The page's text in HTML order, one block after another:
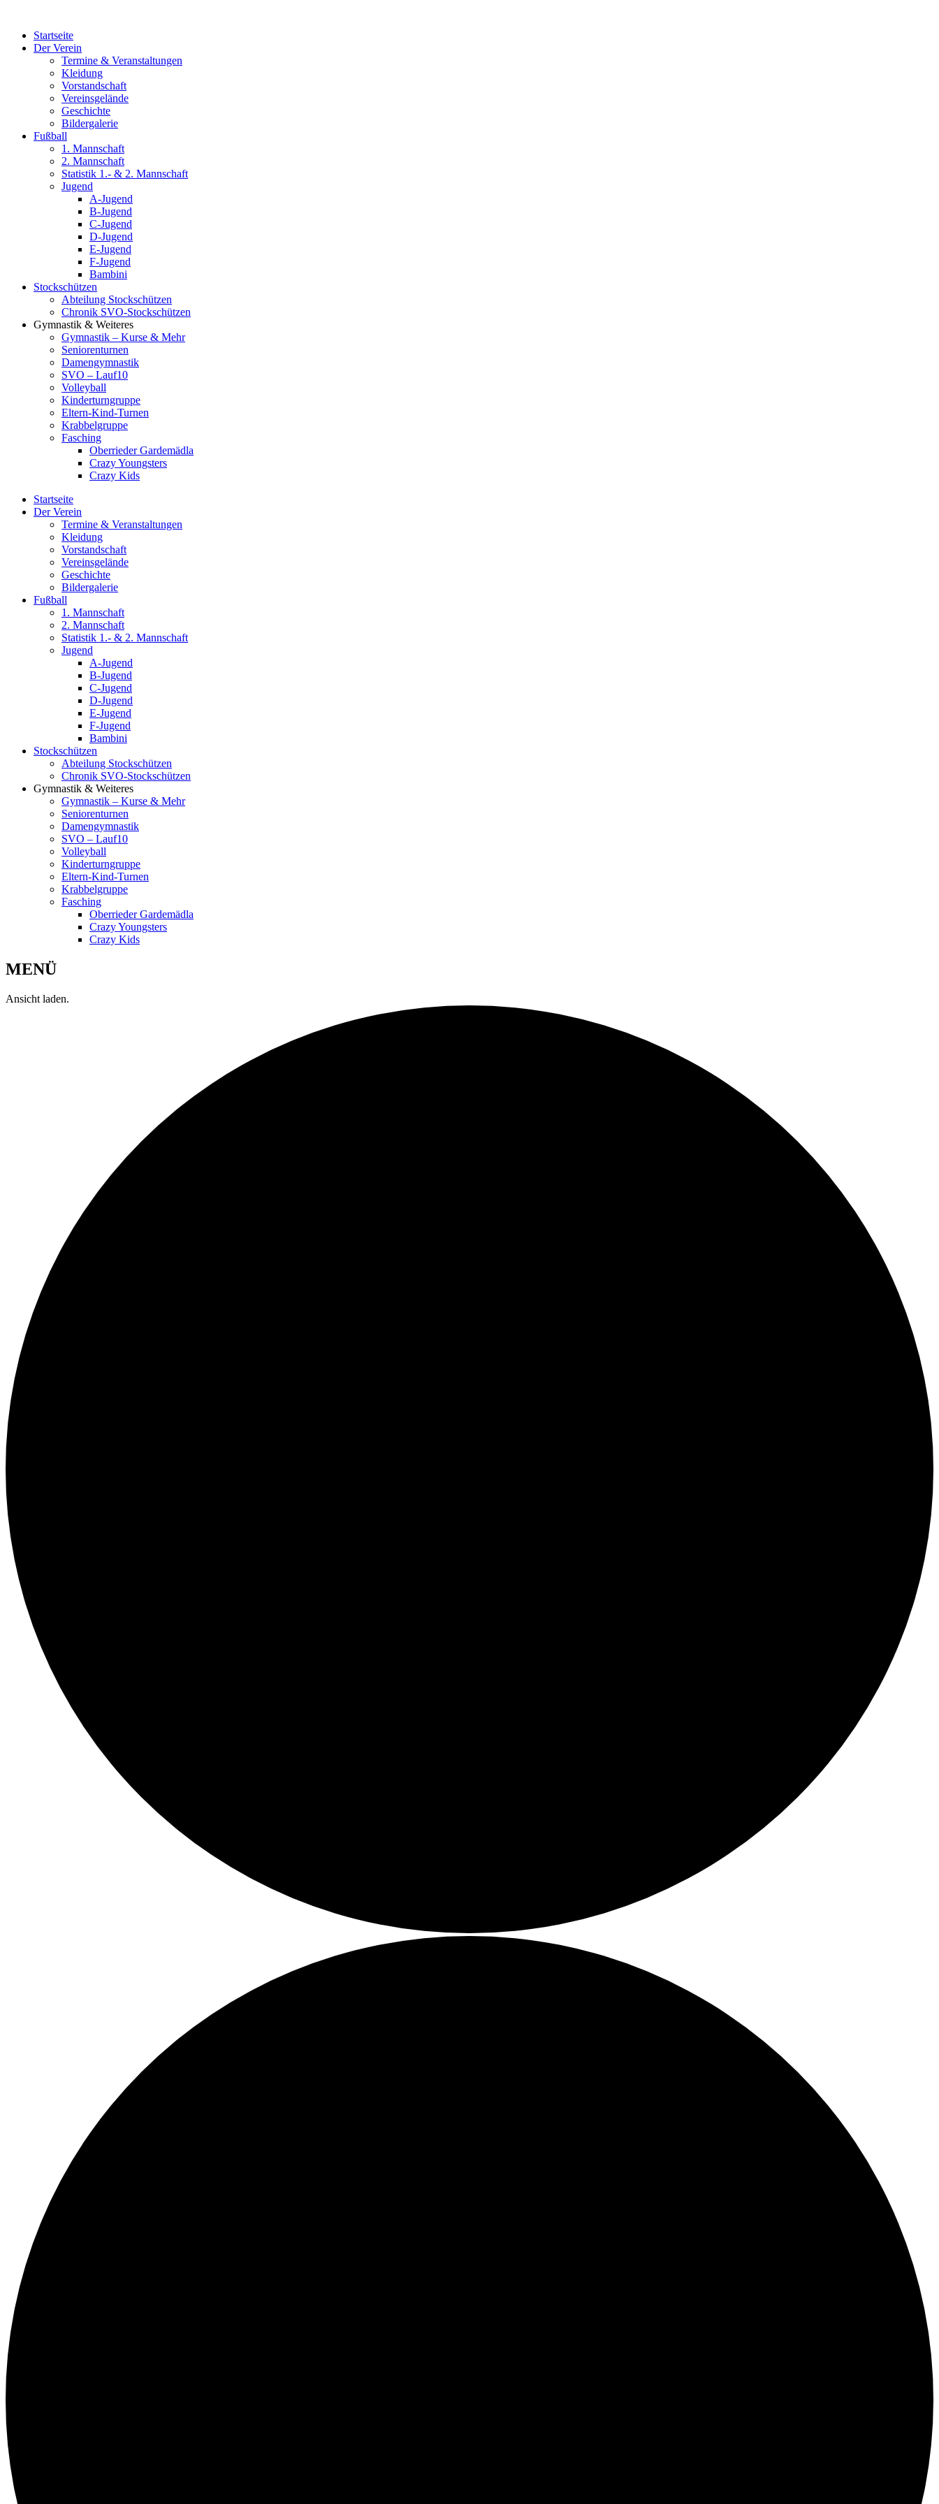
wechselnStartseite
Der Verein
Termine & Veranstaltungen
Kleidung
Vorstandschaft
Vereinsgelände
Geschichte
Bildergalerie
Fußball
1. Mannschaft
2. Mannschaft
Statistik 1.- & 2. Mannschaft
Jugend
A-Jugend
B-Jugend
C-Jugend
D-Jugend
E-Jugend
F-Jugend
Bambini
Stockschützen
Abteilung Stockschützen
Chronik SVO-Stockschützen
Gymnastik & Weiteres
Gymnastik – Kurse & Mehr
Seniorenturnen
Damengymnastik
SVO – Lauf10
Volleyball
Kinderturngruppe
Eltern-Kind-Turnen
Krabbelgruppe
Fasching
Oberrieder Gardemädla
Crazy Youngsters
Crazy Kids
Startseite
Der Verein
Termine & Veranstaltungen
Kleidung
Vorstandschaft
Vereinsgelände
Geschichte
Bildergalerie
Fußball
1. Mannschaft
2. Mannschaft
Statistik 1.- & 2. Mannschaft
Jugend
A-Jugend
B-Jugend
C-Jugend
D-Jugend
E-Jugend
F-Jugend
Bambini
Stockschützen
Abteilung Stockschützen
Chronik SVO-Stockschützen
Gymnastik & Weiteres
Gymnastik – Kurse & Mehr
Seniorenturnen
Damengymnastik
SVO – Lauf10
Volleyball
Kinderturngruppe
Eltern-Kind-Turnen
Krabbelgruppe
Fasching
Oberrieder Gardemädla
Crazy Youngsters
Crazy Kids
MENÜ
Ansicht laden.